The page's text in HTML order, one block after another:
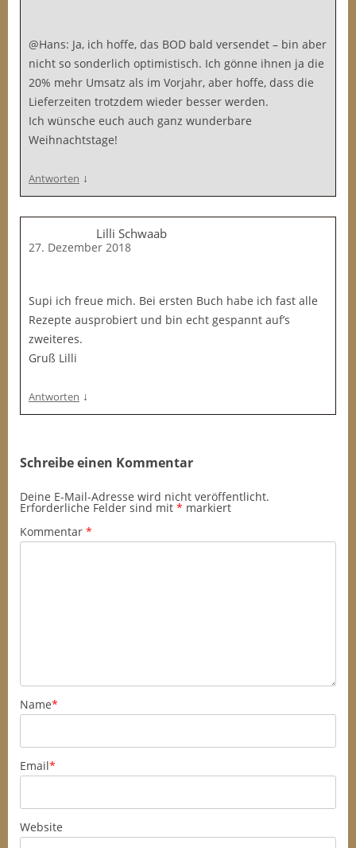
@Hans: Ja, ich hoffe, das BOD bald versendet – bin aber
nicht so sonderlich optimistisch. Ich gönne ihnen ja die
20% mehr Umsatz als im Vorjahr, aber hoffe, dass die
Lieferzeiten trotzdem wieder besser werden.
Ich wünsche euch auch ganz wunderbare
Weihnachtstage!
Antworten ↓
Lilli Schwaab
27. Dezember 2018
Supi ich freue mich. Bei ersten Buch habe ich fast alle
Rezepte ausprobiert und bin echt gespannt auf’s
zweiteres.
Gruß Lilli
Antworten ↓
Schreibe einen Kommentar
Deine E-Mail-Adresse wird nicht veröffentlicht.
Erforderliche Felder sind mit * markiert
Kommentar *
Name*
Email*
Website